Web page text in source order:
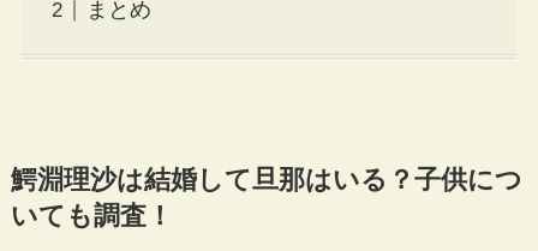
まとめ
鰐淵理沙は結婚して旦那はいる？子供につ
いても調査！